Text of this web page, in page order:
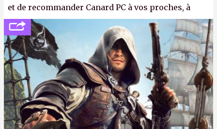
et de recommander Canard PC à vos proches, à
votre famille et aux inconnus que vous croisez
dans la rue. Bon été à tous ! –ER.